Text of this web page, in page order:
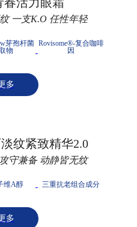
一支K.O 任性年轻
芽孢杆菌
物
Rovisome®-复合咖啡
因
多
纹紧致精华2.0
守兼备 动静皆无纹
维A醇 三重抗老组合成分
多